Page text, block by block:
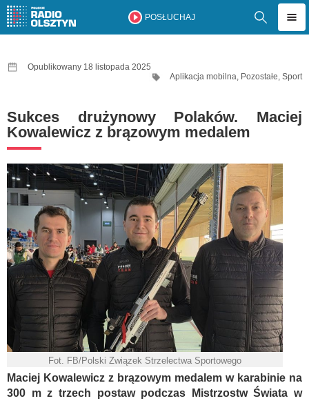
POSŁUCHAJ
Opublikowany 18 listopada 2025
Aplikacja mobilna, Pozostałe, Sport
Sukces drużynowy Polaków. Maciej
Kowalewicz z brązowym medalem
Fot. FB/Polski Związek Strzelectwa Sportowego
Maciej Kowalewicz z brązowym medalem w karabinie na
300 m z trzech postaw podczas Mistrzostw Świata w